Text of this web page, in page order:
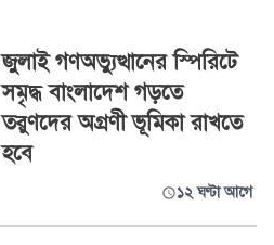
জুলাই গণঅভ্যুত্থানের স্পিরিটে
সমৃদ্ধ বাংলাদেশ গড়তে
তরুণদের অগ্রণী ভূমিকা রাখতে
হবে
১২ ঘণ্টা আগে